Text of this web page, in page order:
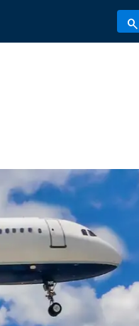
search